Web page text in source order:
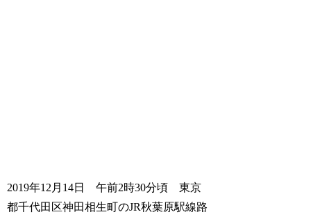
2019年12月14日 午前2時30分頃 東京
都千代田区神田相生町のJR秋葉原駅線路